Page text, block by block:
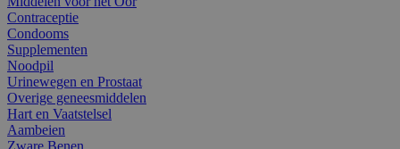
Contraceptie
Condooms
Supplementen
Noodpil
Urinewegen en Prostaat
Overige geneesmiddelen
Hart en Vaatstelsel
Aambeien
Zware Benen